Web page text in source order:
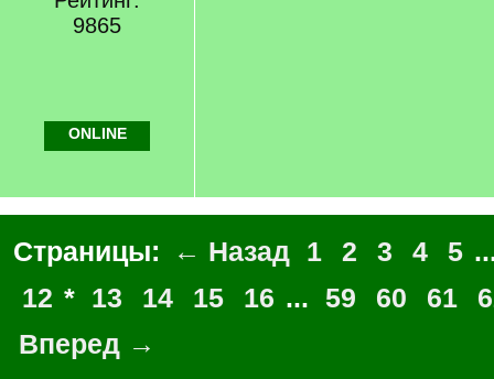
9865
ONLINE
Страницы: ← Назад 1 2 3 4 5
12 * 13 14 15 16 ... 59 60 61
Вперед →